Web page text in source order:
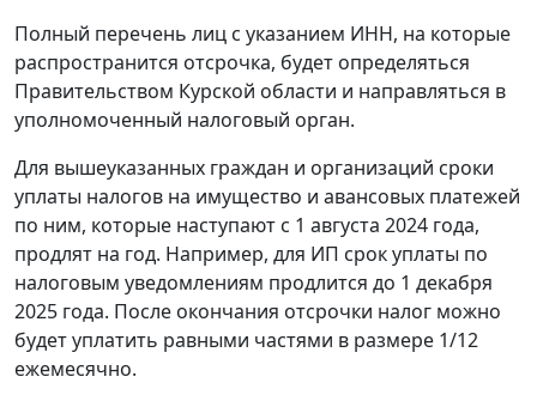
Полный перечень лиц с указанием ИНН, на которые
распространится отсрочка, будет определяться
Правительством Курской области и направляться в
уполномоченный налоговый орган.
Для вышеуказанных граждан и организаций сроки
уплаты налогов на имущество и авансовых платежей
по ним, которые наступают с 1 августа 2024 года,
продлят на год. Например, для ИП срок уплаты по
налоговым уведомлениям продлится до 1 декабря
2025 года. После окончания отсрочки налог можно
будет уплатить равными частями в размере 1/12
ежемесячно.